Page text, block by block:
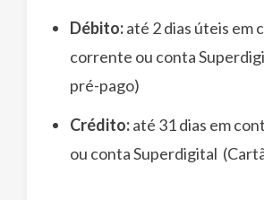
Débito:até 2 dias úteis em
corrente ou conta
pré-pago)
Crédito:até 31 dias em
ou conta Superdigital